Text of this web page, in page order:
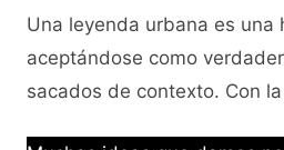
Una leyenda urbana es
aceptándose como
sacados de contexto. Con